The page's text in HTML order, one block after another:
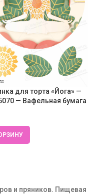
для торта «Йога» —
— Вафельная бумага
и пряников. Пищевая